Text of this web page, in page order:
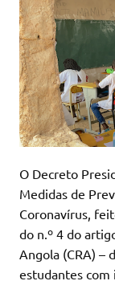
O Decreto
Medidas de
Coronavírus,
do n.º 4 do
Angola (CRA) –
estudantes com